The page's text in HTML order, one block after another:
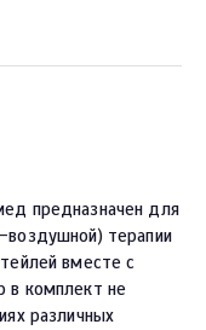
предназначен для
терапии
вместе с
в комплект не
различных